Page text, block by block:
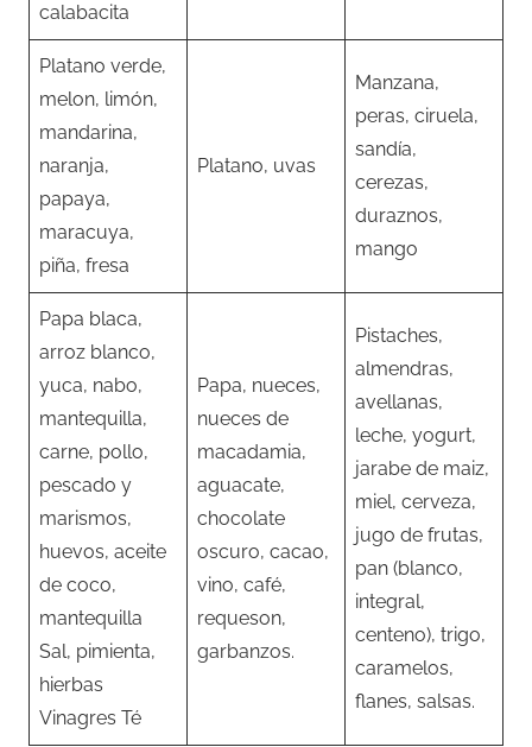
calabacita
Platano verde,
melon, limón,
mandarina,
naranja,
papaya,
maracuya,
piña, fresa
Platano, uvas
Manzana,
peras, ciruela,
sandía,
cerezas,
duraznos,
mango
Papa blaca,
arroz blanco,
yuca, nabo,
mantequilla,
carne, pollo,
pescado y
marismos,
huevos, aceite
de coco,
mantequilla
Sal, pimienta,
hierbas
Vinagres Té
Papa, nueces,
nueces de
macadamia,
aguacate,
chocolate
oscuro, cacao,
vino, café,
requeson,
garbanzos.
Pistaches,
almendras,
avellanas,
leche, yogurt,
jarabe de maiz,
miel, cerveza,
jugo de frutas,
pan (blanco,
integral,
centeno), trigo,
caramelos,
flanes, salsas.